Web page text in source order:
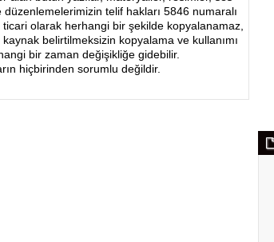
telif hakları 5846 numaralı
ticari olarak herhangi bir şekilde kopyalanamaz,
belirtilmeksizin kopyalama ve kullanımı
bir zaman değişikliğe gidebilir.
hiçbirinden sorumlu değildir.